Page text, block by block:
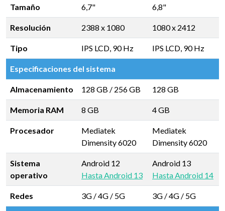
Tamaño 6,7" 6,8"
Resolución 2388 x 1080 1080 x 2412
Tipo IPS LCD, 90 Hz IPS LCD, 90 Hz
Especificaciones del sistema
Almacenamiento 128 GB / 256 GB 128 GB
Memoria RAM 8 GB 4 GB
Procesador
Mediatek
Dimensity 6020
Mediatek
Dimensity 6020
Sistema
operativo
Android 12
Hasta Android 13
Android 13
Hasta Android 14
Redes 3G / 4G / 5G 3G / 4G / 5G